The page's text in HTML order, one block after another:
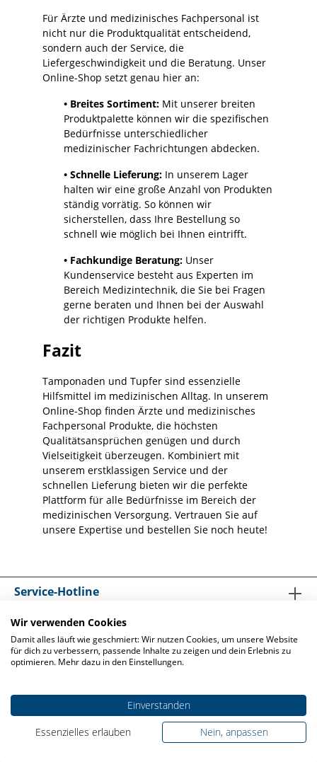
Für Ärzte und medizinisches Fachpersonal ist
nicht nur die Produktqualität entscheidend,
sondern auch der Service, die
Liefergeschwindigkeit und die Beratung. Unser
Online-Shop setzt genau hier an:
• Breites Sortiment: Mit unserer breiten
Produktpalette können wir die spezifischen
Bedürfnisse unterschiedlicher
medizinischer Fachrichtungen abdecken.
• Schnelle Lieferung: In unserem Lager
halten wir eine große Anzahl von Produkten
ständig vorrätig. So können wir
sicherstellen, dass Ihre Bestellung so
schnell wie möglich bei Ihnen eintrifft.
• Fachkundige Beratung: Unser
Kundenservice besteht aus Experten im
Bereich Medizintechnik, die Sie bei Fragen
gerne beraten und Ihnen bei der Auswahl
der richtigen Produkte helfen.
Fazit
Tamponaden und Tupfer sind essenzielle
Hilfsmittel im medizinischen Alltag. In unserem
Online-Shop finden Ärzte und medizinisches
Fachpersonal Produkte, die höchsten
Qualitätsansprüchen genügen und durch
Vielseitigkeit überzeugen. Kombiniert mit
unserem erstklassigen Service und der
schnellen Lieferung bieten wir die perfekte
Plattform für alle Bedürfnisse im Bereich der
medizinischen Versorgung. Vertrauen Sie auf
unsere Expertise und bestellen Sie noch heute!
Service-Hotline
Shop Service
Informationen
* Alle Preise exkl. gesetzl. Mehrwertsteuer und zzgl.
Wir verwenden Cookies
Damit alles läuft wie geschmiert: Wir nutzen Cookies, um unsere Website
für dich zu verbessern, passende Inhalte zu zeigen und dein Erlebnis zu
optimieren. Mehr dazu in den Einstellungen.
Einverstanden
Essenzielles erlauben
Nein, anpassen